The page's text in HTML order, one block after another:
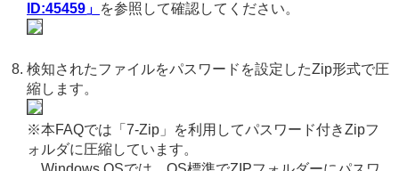
ID:45459」 を参照して確認してください。
検知されたファイルをパスワードを設定したZip形式で圧
縮します。
※本FAQでは「7-Zip」を利用してパスワード付きZipフ
ォルダに圧縮しています。